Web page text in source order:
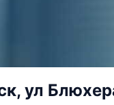
ул